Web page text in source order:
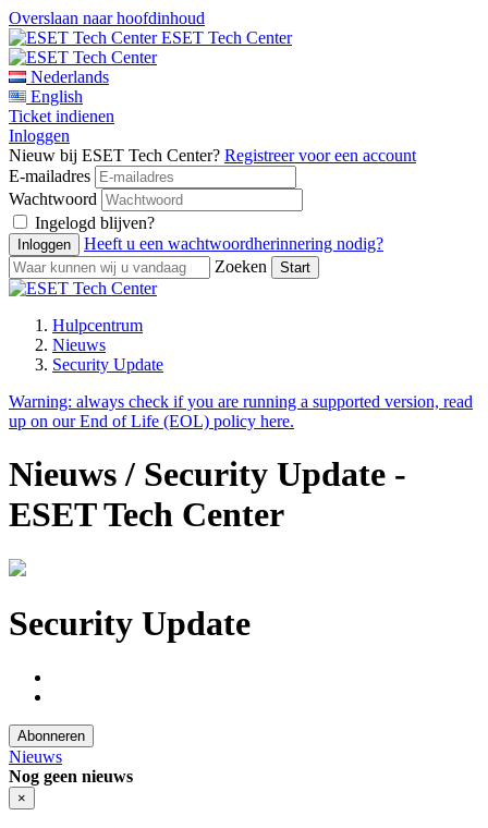
Overslaan naar hoofdinhoud
ESET Tech Center
Nederlands
English
Ticket indienen
Inloggen
Nieuw bij ESET Tech Center? Registreer voor een account
E-mailadres
Wachtwoord
Ingelogd blijven?
Heeft u een wachtwoordherinnering nodig?
Zoeken
Hulpcentrum
Nieuws
Security Update
Warning: always check if you are running a supported version, read
up on our End of Life (EOL) policy here.
Nieuws / Security Update -
ESET Tech Center
Security Update
Abonneren
Nieuws
Nog geen nieuws
×